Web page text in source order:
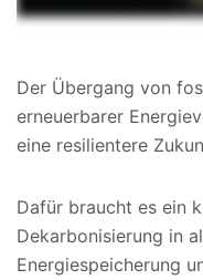
Der Übergang von
erneuerbarer
eine resilientere
Dafür braucht es ein
Dekarbonisierung in
Energiespeicherung